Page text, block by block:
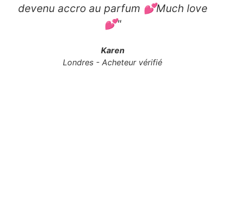
devenu accro au parfum 💕Much love
💕"
Karen
Londres - Acheteur vérifié